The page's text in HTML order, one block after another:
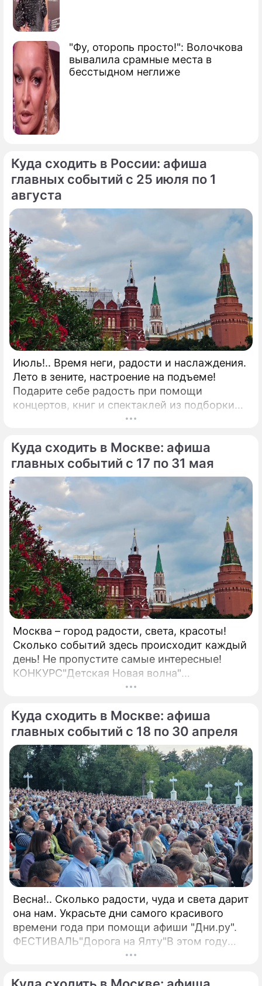
"Фу, оторопь просто!": Волочкова
вывалила срамные места в
бесстыдном неглиже
Куда сходить в России: афиша
главных событий с 25 июля по 1
августа
Июль!.. Время неги, радости и наслаждения.
Лето в зените, настроение на подъеме!
Подарите себе радость при помощи
концертов, книг и спектаклей из подборки
"Дни.ру"! КНИГА"Исповедь пиарщика"
кейсами эксперт федеральных каналов
Александр Андрианов предлагает взглянуть
на современный маркетинг без прикрас при
Куда сходить в Москве: афиша
главных событий с 17 по 31 мая
Москва – город радости, света, красоты!
Сколько событий здесь происходит каждый
день! Не пропустите самые интересные!
КОНКУРС"Детская Новая волна"
Всероссийский детский вокальный конкурс
при поддержке Министерства просвещения
Российской Федерации.
Куда сходить в Москве: афиша
главных событий с 18 по 30 апреля
Весна!.. Сколько радости, чуда и света дарит
она нам. Украсьте дни самого красивого
времени года при помощи афиши "Дни.ру".
ФЕСТИВАЛЬ"Дорога на Ялту"В этом году
оргкомитет получил 172 заявки от